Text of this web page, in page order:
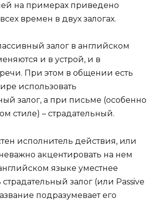
на примерах приведено
времен в двух залогах.
залог в английском
и в устрой, и в
При этом в общении есть
использовать
залог, а при письме (особенно
стиле) – страдательный.
исполнитель действия, или
акцентировать на нем
языке уместнее
страдательный залог (или Passive
подразумевает его